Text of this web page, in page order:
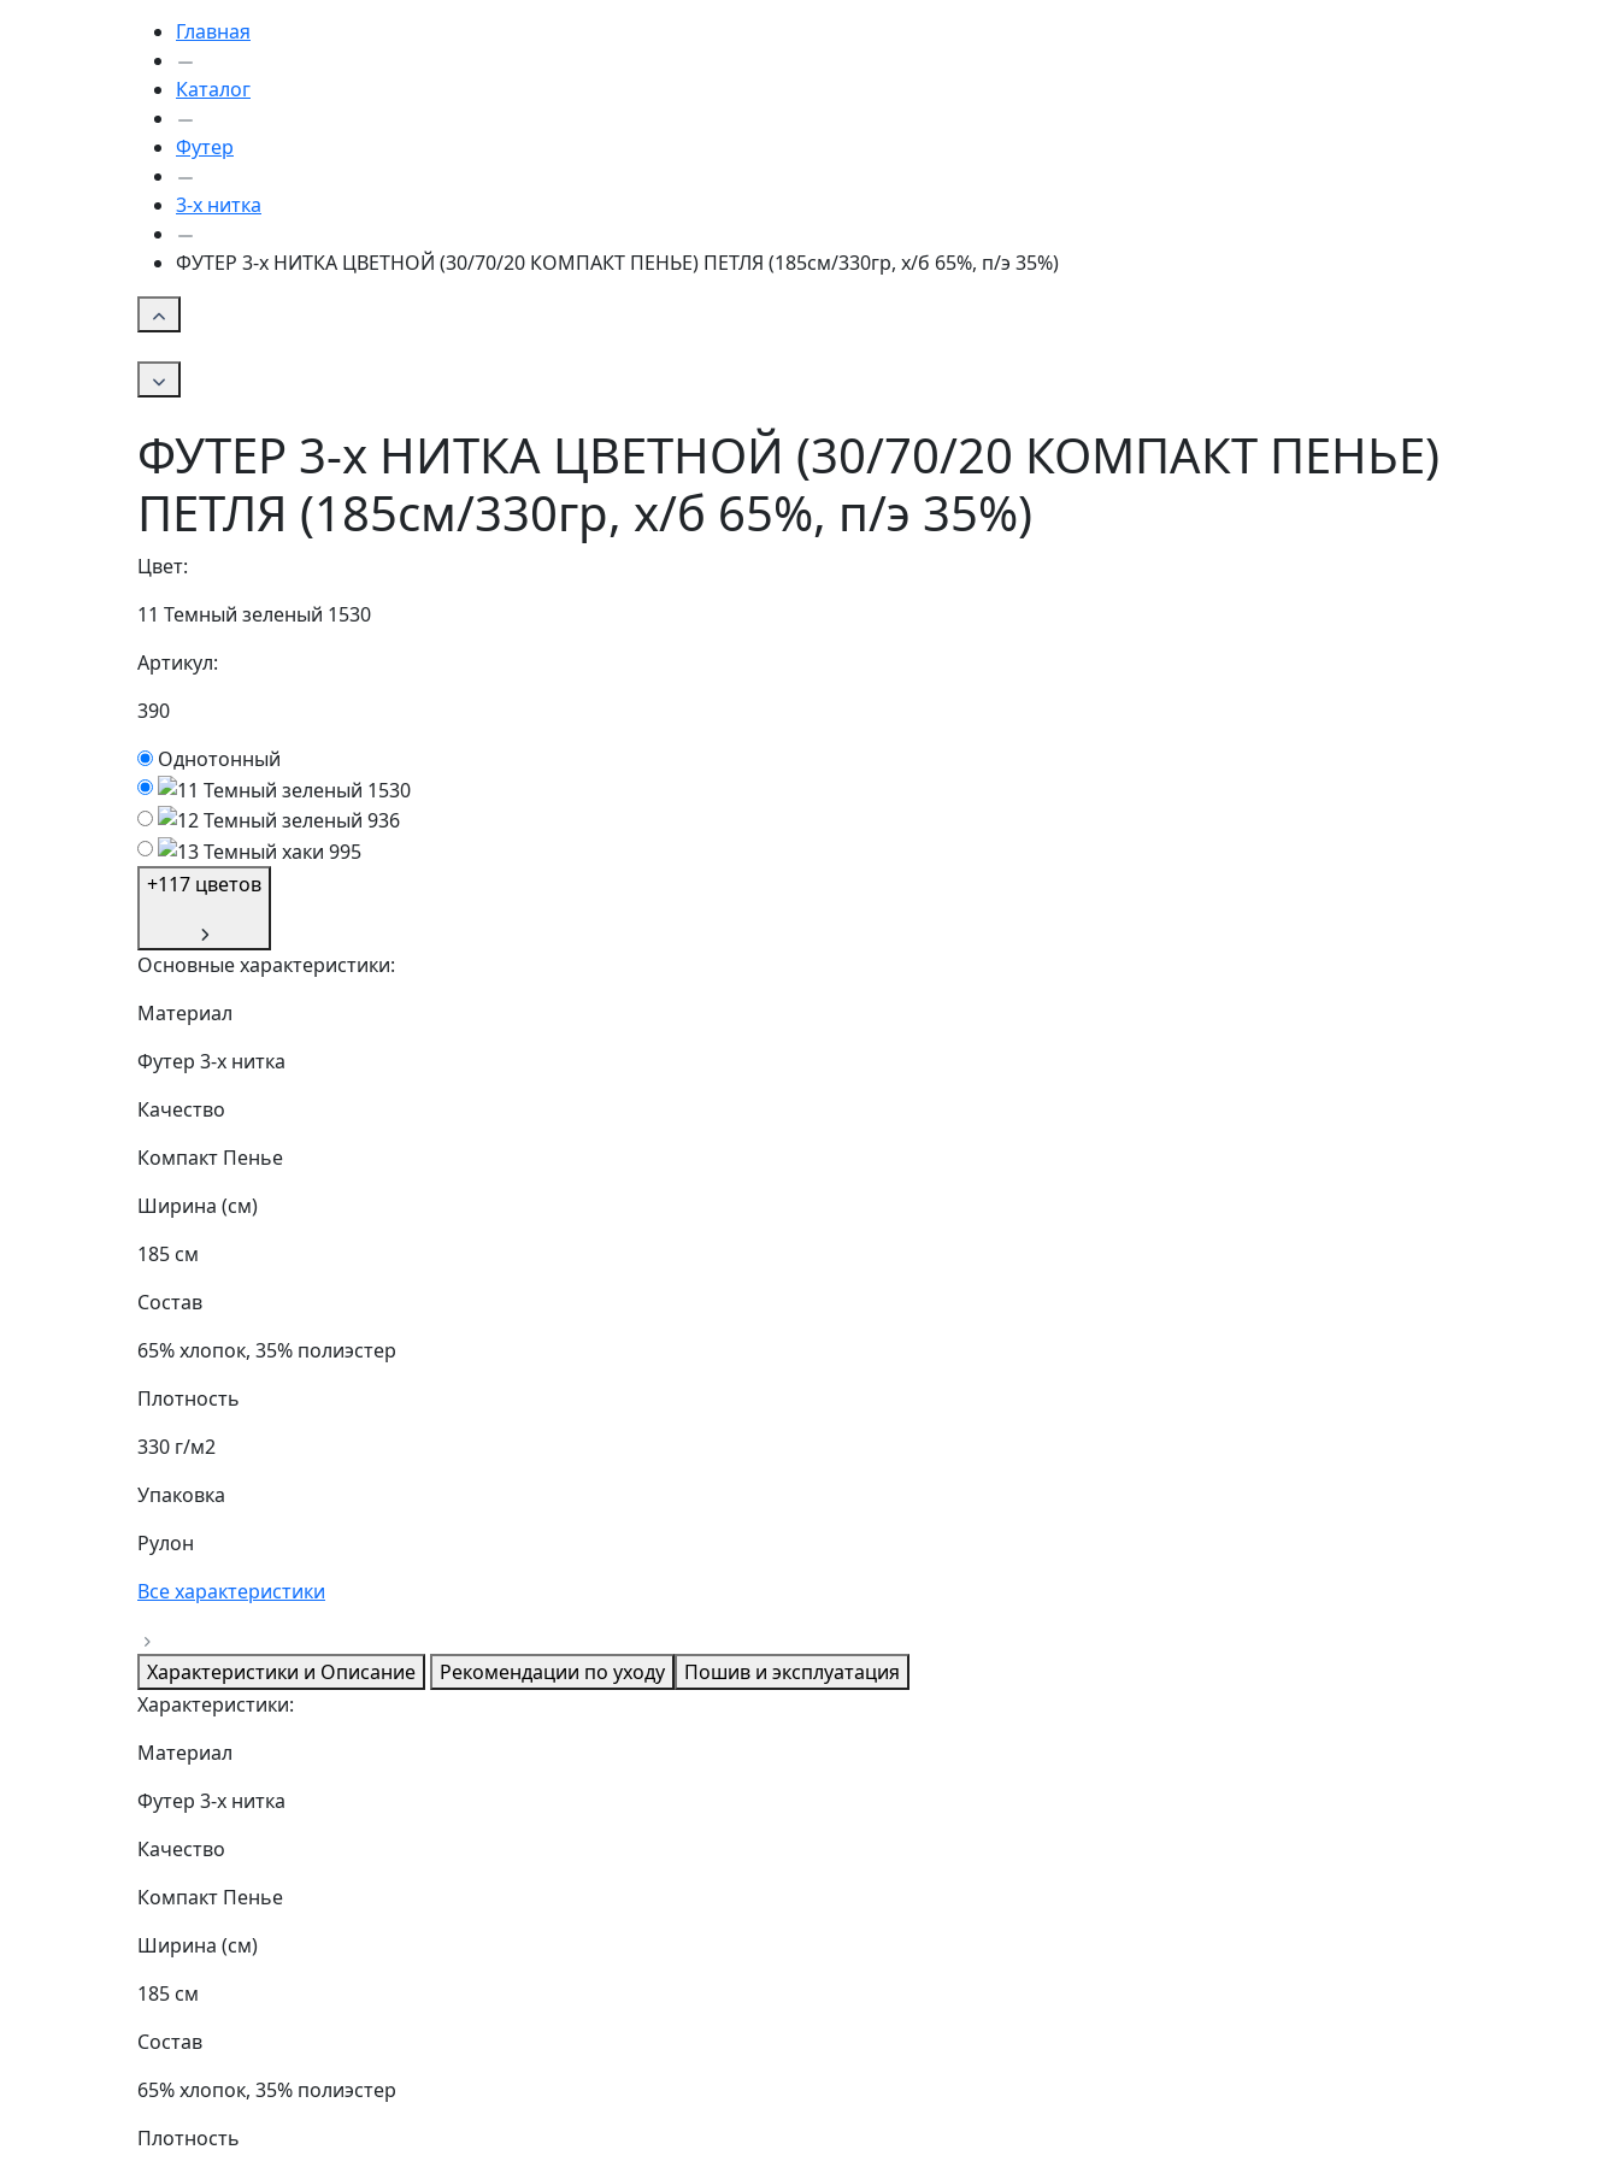
Главная
Каталог
Футер
3-х нитка
ФУТЕР 3-х НИТКА ЦВЕТНОЙ (30/70/20 КОМПАКТ ПЕНЬЕ) ПЕТЛЯ (185см/330гр, х/б 65%, п/э 35%)
ФУТЕР 3-х НИТКА ЦВЕТНОЙ (30/70/20 КОМПАКТ ПЕНЬЕ)
ПЕТЛЯ (185см/330гр, х/б 65%, п/э 35%)
Цвет:
11 Темный зеленый 1530
Артикул:
390
Однотонный
+117 цветов
Основные характеристики:
Материал
Футер 3-х нитка
Качество
Компакт Пенье
Ширина (см)
185 см
Состав
65% хлопок, 35% полиэстер
Плотность
330 г/м2
Упаковка
Рулон
Все характеристики
Характеристики и Описание Рекомендации по уходу
Пошив и эксплуатация
Характеристики:
Материал
Футер 3-х нитка
Качество
Компакт Пенье
Ширина (см)
185 см
Состав
65% хлопок, 35% полиэстер
Плотность